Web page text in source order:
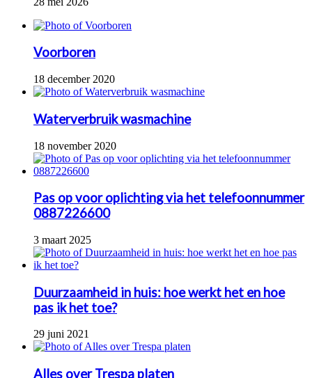
Voorboren
18 december 2020
Waterverbruik wasmachine
18 november 2020
Pas op voor oplichting via het telefoonnummer
0887226600
3 maart 2025
Duurzaamheid in huis: hoe werkt het en hoe
pas ik het toe?
29 juni 2021
Alles over Trespa platen